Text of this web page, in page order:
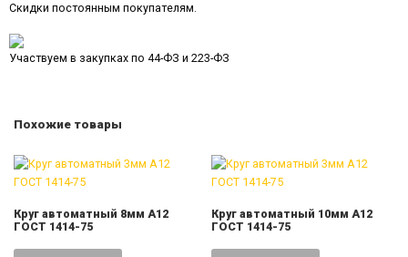
Скидки постоянным покупателям.
Участвуем в закупках по 44-ФЗ и 223-ФЗ
Похожие товары
Круг автоматный 8мм А12
ГОСТ 1414-75
Круг автоматный 10мм А12
ГОСТ 1414-75